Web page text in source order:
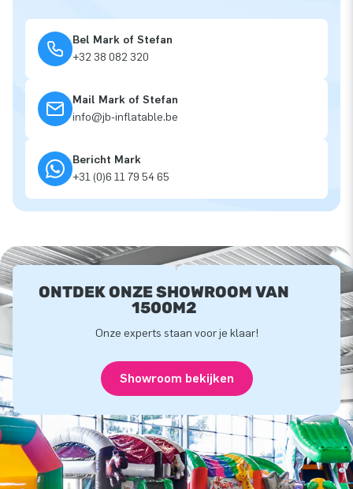
Bel Mark of Stefan
+32 38 082 320
Mail Mark of Stefan
info@jb-inflatable.be
Bericht Mark
+31 (0)6 11 79 54 65
ONTDEK ONZE SHOWROOM VAN
1500M2
Onze experts staan voor je klaar!
Showroom bekijken